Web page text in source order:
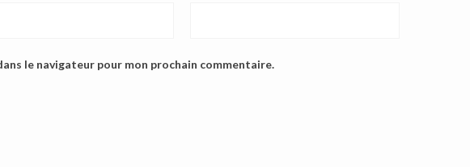
le navigateur pour mon prochain commentaire.